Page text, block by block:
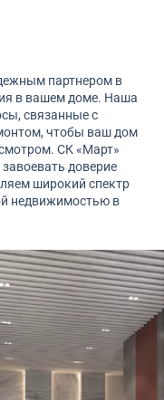
партнером в
в вашем доме. Наша
связанные с
чтобы ваш дом
СК «Март»
доверие
широкий спектр
недвижимостью в